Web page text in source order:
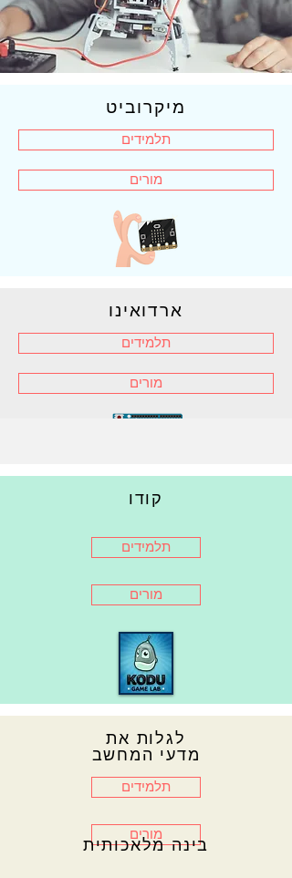
חשיבה מחשובית א
תלמידים
מיקרוביט
תלמידים
מורים
ארדואינו
תלמידים
מורים
רובוטיקה
תלמידים
מורים
קודו
תלמידים
מורים
לגלות את
מדעי המחשב
תלמידים
מורים
בינה מלאכותית